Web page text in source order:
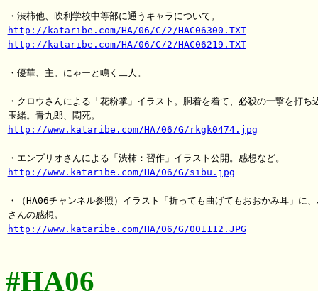
http://kataribe.com/HA/06/C/2/HAC06300.TXT
http://kataribe.com/HA/06/C/2/HAC06219.TXT
・優華、主。にゃーと鳴く二人。
・クロウさんによる「花粉掌」イラスト。胴着を着て、必殺の一撃を打ち
http://www.kataribe.com/HA/06/G/rkgk0474.jpg
http://www.kataribe.com/HA/06/G/sibu.jpg
・（HA06チャンネル参照）イラスト「折っても曲げてもおおかみ耳」に
http://www.kataribe.com/HA/06/G/001112.JPG
#HA06